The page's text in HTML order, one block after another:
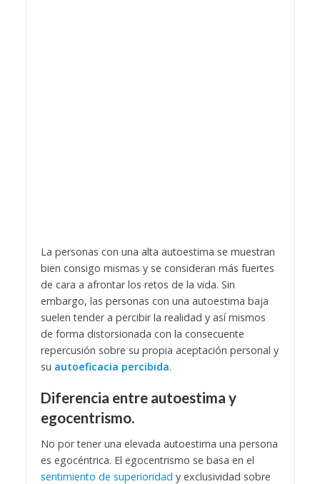
La personas con una alta autoestima se muestran
bien consigo mismas y se consideran más fuertes
de cara a afrontar los retos de la vida. Sin
embargo, las personas con una autoestima baja
suelen tender a percibir la realidad y así mismos
de forma distorsionada con la consecuente
repercusión sobre su propia aceptación personal y
su autoeficacia percibida.
Diferencia entre autoestima y
egocentrismo.
No por tener una elevada autoestima una persona
es egocéntrica. El egocentrismo se basa en el
sentimiento de superioridad y exclusividad sobre